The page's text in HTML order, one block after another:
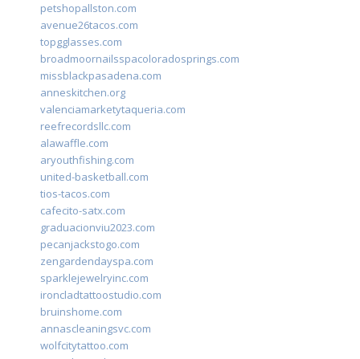
petshopallston.com
avenue26tacos.com
topgglasses.com
broadmoornailsspacoloradosprings.com
missblackpasadena.com
anneskitchen.org
valenciamarketytaqueria.com
reefrecordsllc.com
alawaffle.com
aryouthfishing.com
united-basketball.com
tios-tacos.com
cafecito-satx.com
graduacionviu2023.com
pecanjackstogo.com
zengardendayspa.com
sparklejewelryinc.com
ironcladtattoostudio.com
bruinshome.com
annascleaningsvc.com
wolfcitytattoo.com